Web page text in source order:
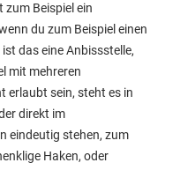
zum Beispiel ein
du zum Beispiel einen
das eine Anbissstelle,
mit mehreren
erlaubt sein, steht es in
direkt im
eindeutig stehen, zum
Haken, oder